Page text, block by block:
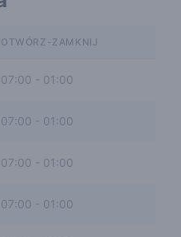
OTWÓRZ-ZAMKNIJ
07:00 - 01:00
07:00 01:00
07:00 - 01:00
07:00 01:00